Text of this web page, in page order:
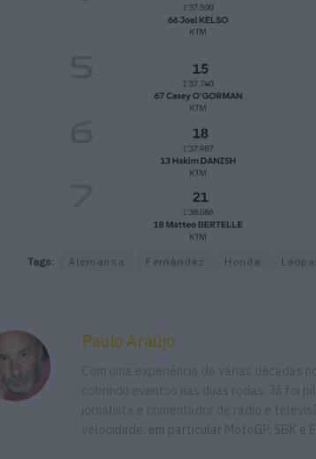
Tags: Alemansa Fernàndez Honda
Paulo Araújo
Com uma experiência de várias décadas
cobrindo eventos nas duas rodas. Já foi
jornalista e comentador de rádio e
velocidade, em particular MotoGP, SBK e